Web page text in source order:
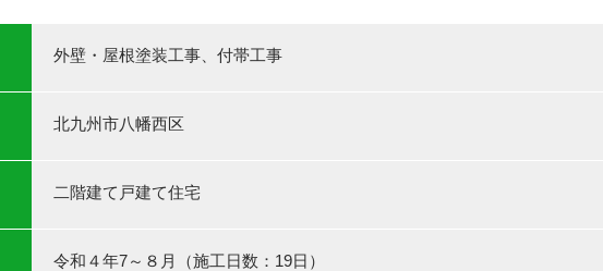
外壁・屋根塗装工事、付帯工事
北九州市八幡西区
二階建て戸建て住宅
令和４年7～８月（施工日数：19日）